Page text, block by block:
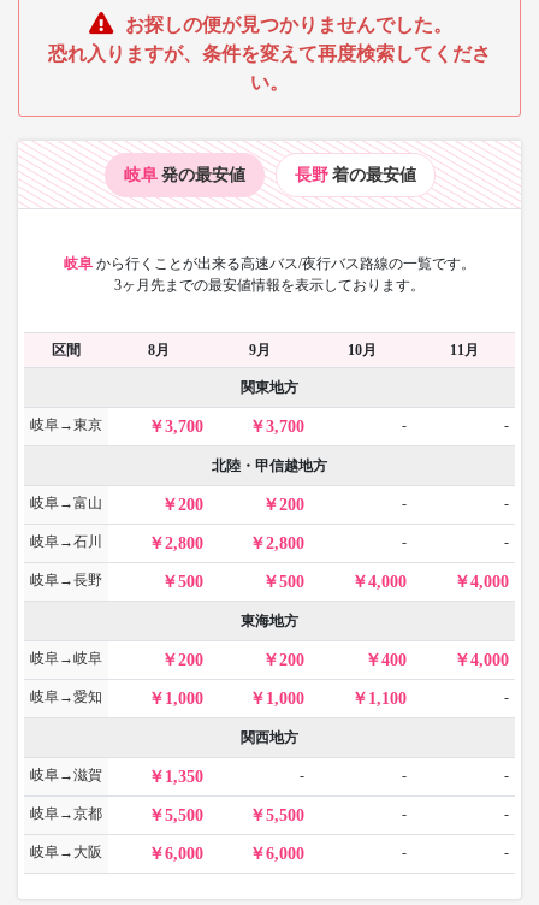
お探しの便が見つかりませんでした。
恐れ入りますが、条件を変えて再度検索してくださ
い。
岐阜 発の最安値 長野 着の最安値
岐阜 から行くことが出来る高速バス/夜行バス路線の一覧です。
3ヶ月先までの最安値情報を表示しております。
区間 8月 9月 10月 11月
関東地方
岐阜→東京 3,700 3,700 - -
北陸・甲信越地方
岐阜→富山 200 200 - -
岐阜→石川 2,800 2,800 - -
岐阜→長野 500 500 4,000 4,000
東海地方
岐阜→岐阜 200 200 400 4,000
岐阜→愛知 1,000 1,000 1,100 -
関西地方
岐阜→滋賀 1,350 - - -
岐阜→京都 5,500 5,500 - -
岐阜→大阪 6,000 6,000 - -